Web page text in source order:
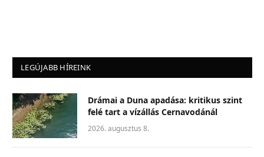
LEGÚJABB HÍREINK
Drámai a Duna apadása: kritikus szint
felé tart a vízállás Cernavodánál
2026. augusztus 8.